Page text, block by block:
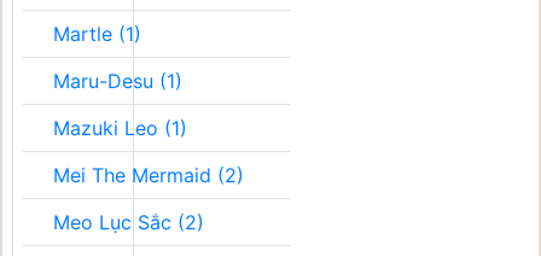
Martle (1)
Maru-Desu (1)
Mazuki Leo (1)
Mei The Mermaid (2)
Meo Lục Sắc (2)